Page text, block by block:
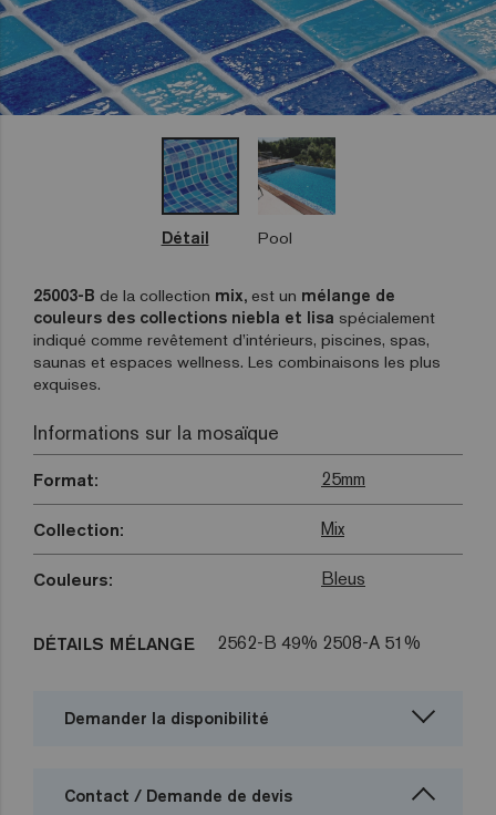
Détail Pool
25003-B de la collection mix, est un mélange de
couleurs des collections niebla et lisa spécialement
indiqué comme revêtement d’intérieurs, piscines, spas,
saunas et espaces wellness. Les combinaisons les plus
exquises.
Informations sur la mosaïque
Format: 25mm
Collection: Mix
Couleurs: Bleus
DÉTAILS MÉLANGE 2562-B 49% 2508-A 51%
Demander la disponibilité
Contact / Demande de devis